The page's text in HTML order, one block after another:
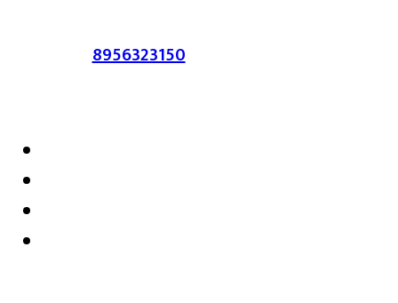
संपर्क :-8956323150/ ईमेल :-